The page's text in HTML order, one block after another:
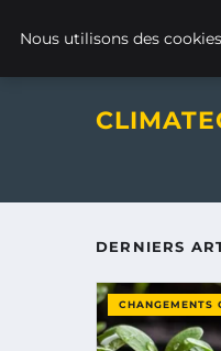
DERNIERS
CHANGEMENTS
Nous utilisons des